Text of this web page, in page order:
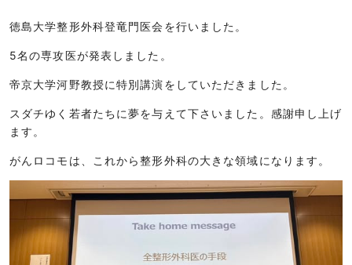
徳島大学整形外科登竜門医会を行いました。
5名の専攻医が発表しました。
帝京大学河野教授に特別講演をしていただきました。
スダチゆく若者たちに夢を与えて下さいました。感謝申し上げ
ます。
がんロコモは、これから整形外科の大きな領域になります。